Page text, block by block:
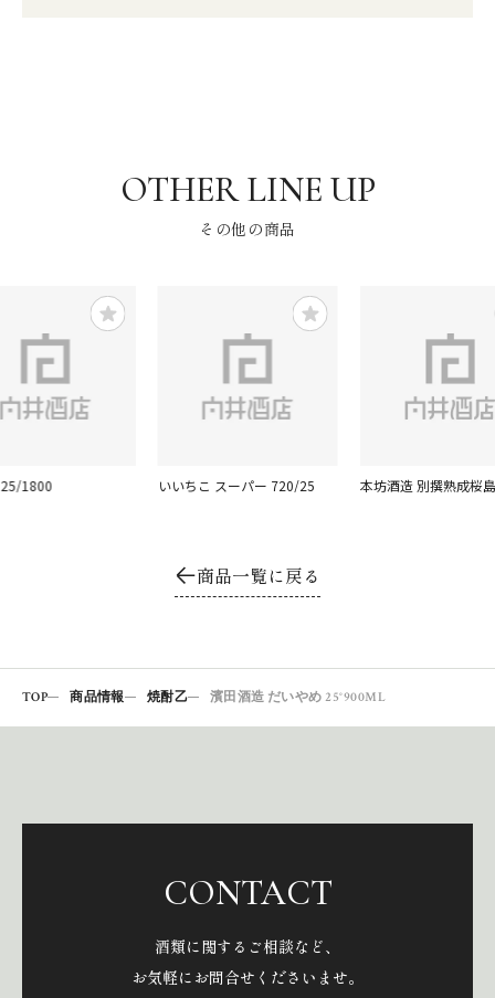
その他の商品
1800 いいちこ スーパー 720/25 本坊酒造 別撰熟成桜
商品一覧に戻る
TOP 商品情報 焼酎乙 濱田酒造 だいやめ 25°900ML
CONTACT
酒類に関するご相談など、
お気軽にお問合せくださいませ。